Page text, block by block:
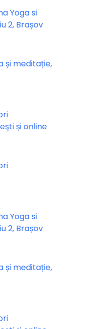
Yoga si
2, Brașov
și meditație,
și online
Yoga si
2, Brașov
și meditație,